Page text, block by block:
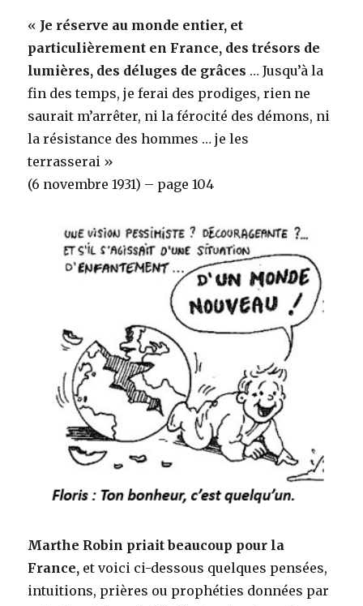
« Je réserve au monde entier, et
particulièrement en France, des trésors de
lumières, des déluges de grâces … Jusqu’à la
fin des temps, je ferai des prodiges, rien ne
saurait m’arrêter, ni la férocité des démons, ni
la résistance des hommes … je les
terrasserai »
(6 novembre 1931) – page 104
Marthe Robin priait beaucoup pour la
France, et voici ci-dessous quelques pensées,
intuitions, prières ou prophéties données par